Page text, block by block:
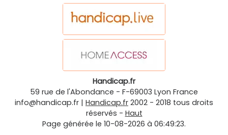
Handicap.fr
59 rue de l'Abondance - F-69003 Lyon France
info@handicap.fr | Handicap.fr 2002 - 2018 tous droits
réservés - Haut
Page générée le 10-08-2026 à 06:49:23.